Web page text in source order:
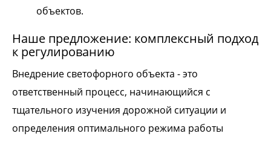
объектов.
Наше предложение: комплексный подход
к регулированию
Внедрение светофорного объекта - это
ответственный процесс, начинающийся с
тщательного изучения дорожной ситуации и
определения оптимального режима работы